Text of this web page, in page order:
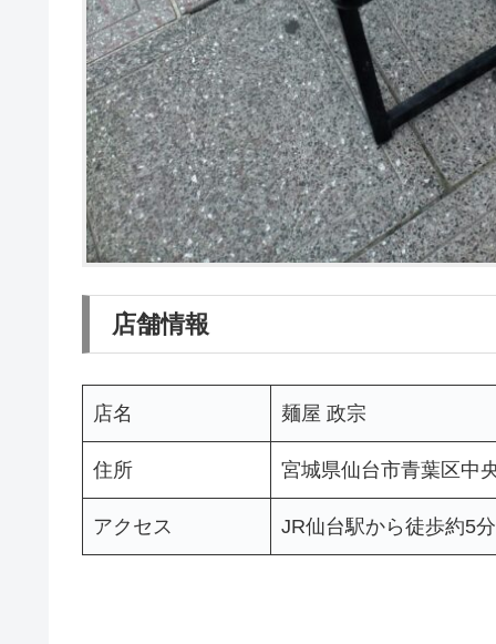
店舗情報
店名 麺屋 政宗
住所 宮城県仙台市青葉区中
アクセス JR仙台駅から徒歩約5分